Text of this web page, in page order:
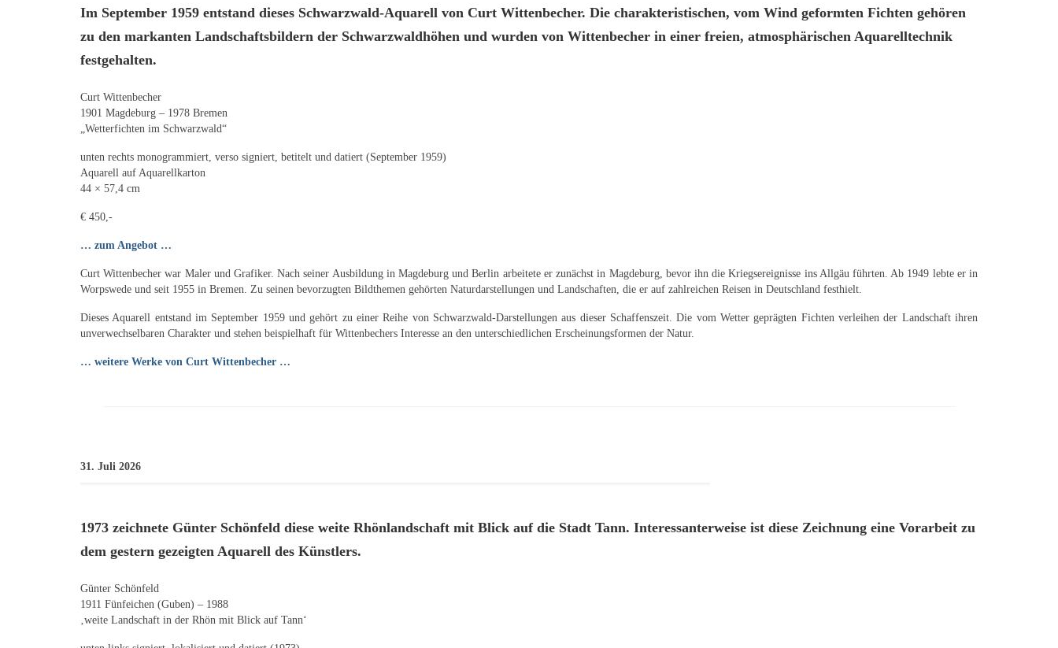
Im September 1959 entstand dieses Schwarzwald-Aquarell von Curt Wittenbecher. Die charakteristischen, vom Wind geformten Fichten gehören
zu den markanten Landschaftsbildern der Schwarzwaldhöhen und wurden von Wittenbecher in einer freien, atmosphärischen Aquarelltechnik
festgehalten.
Curt Wittenbecher
1901 Magdeburg – 1978 Bremen
„Wetterfichten im Schwarzwald“
unten rechts monogrammiert, verso signiert, betitelt und datiert (September 1959)
Aquarell auf Aquarellkarton
44 × 57,4 cm
€ 450,-
… zum Angebot …
Curt Wittenbecher war Maler und Grafiker. Nach seiner Ausbildung in Magdeburg und Berlin arbeitete er zunächst in Magdeburg, bevor ihn die Kriegsereignisse ins Allgäu führten. Ab 1949 lebte er in
Worpswede und seit 1955 in Bremen. Zu seinen bevorzugten Bildthemen gehörten Naturdarstellungen und Landschaften, die er auf zahlreichen Reisen in Deutschland festhielt.
Dieses Aquarell entstand im September 1959 und gehört zu einer Reihe von Schwarzwald-Darstellungen aus dieser Schaffenszeit. Die vom Wetter geprägten Fichten verleihen der Landschaft ihren
unverwechselbaren Charakter und stehen beispielhaft für Wittenbechers Interesse an den unterschiedlichen Erscheinungsformen der Natur.
… weitere Werke von Curt Wittenbecher …
31. Juli 2026
1973 zeichnete Günter Schönfeld diese weite Rhönlandschaft mit Blick auf die Stadt Tann. Interessanterweise ist diese Zeichnung eine Vorarbeit zu
dem gestern gezeigten Aquarell des Künstlers.
Günter Schönfeld
1911 Fünfeichen (Guben) – 1988
‚weite Landschaft in der Rhön mit Blick auf Tann‘